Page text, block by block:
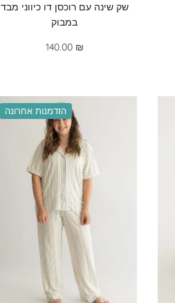
שק שינה עם רוכסן דו כיווני מבד
במבוק
140.00 ₪
הזדמנות אחרונה